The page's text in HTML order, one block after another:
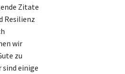
Zitate
Resilienz
wir
zu
sind einige